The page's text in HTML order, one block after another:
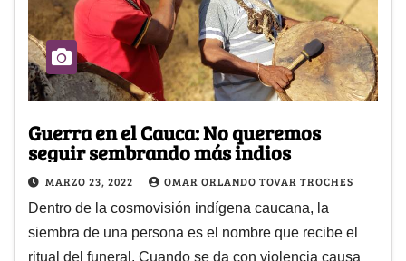
Guerra en el Cauca: No queremos
seguir sembrando más indios
MARZO 23, 2022 OMAR ORLANDO TOVAR TROCHES
Dentro de la cosmovisión indígena caucana, la
siembra de una persona es el nombre que recibe el
ritual del funeral. Cuando se da con violencia causa